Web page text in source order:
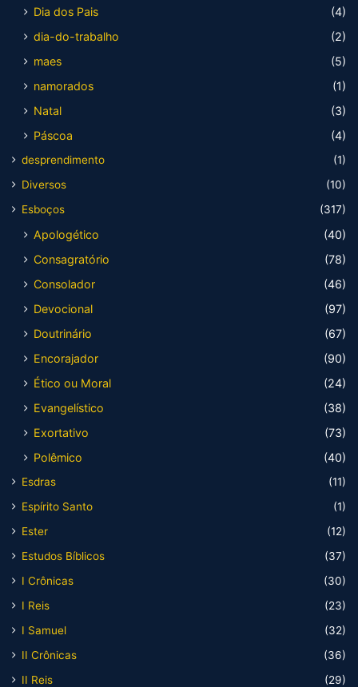
Dia dos Pais
(4)
dia-do-trabalho
(2)
maes
(5)
namorados
(1)
Natal
(3)
Páscoa
(4)
desprendimento
(1)
Diversos
(10)
Esboços
(317)
Apologético
(40)
Consagratório
(78)
Consolador
(46)
Devocional
(97)
Doutrinário
(67)
Encorajador
(90)
Ético ou Moral
(24)
Evangelístico
(38)
Exortativo
(73)
Polêmico
(40)
Esdras
(11)
Espírito Santo
(1)
Ester
(12)
Estudos Bíblicos
(37)
I Crônicas
(30)
I Reis
(23)
I Samuel
(32)
II Crônicas
(36)
II Reis
(29)